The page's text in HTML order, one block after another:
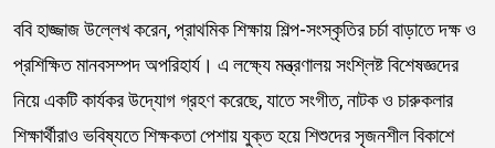
ববি হাজ্জাজ উল্লেখ করেন, প্রাথমিক শিক্ষায় শিল্প-সংস্কৃতির চর্চা বাড়াতে দক্ষ ও
প্রশিক্ষিত মানবসম্পদ অপরিহার্য। এ লক্ষ্যে মন্ত্রণালয় সংশ্লিষ্ট বিশেষজ্ঞদের
নিয়ে একটি কার্যকর উদ্যোগ গ্রহণ করেছে, যাতে সংগীত, নাটক ও চারুকলার
শিক্ষার্থীরাও ভবিষ্যতে শিক্ষকতা পেশায় যুক্ত হয়ে শিশুদের সৃজনশীল বিকাশে